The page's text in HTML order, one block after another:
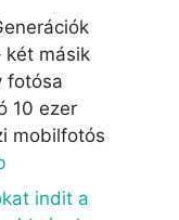
két másik
fotósa
10 ezer
mobilfotós